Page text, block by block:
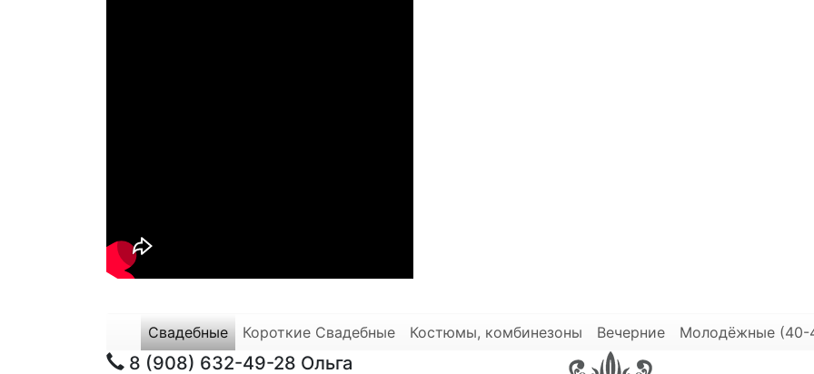
Свадебные Короткие Свадебные Костюмы, комбинезоны Вечерние Молодёжные (40-
8 (908) 632-49-28 Ольга